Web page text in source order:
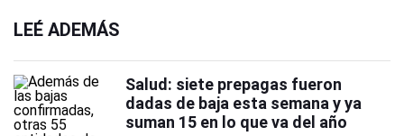
LEÉ ADEMÁS
Salud: siete prepagas fueron
dadas de baja esta semana y ya
suman 15 en lo que va del año